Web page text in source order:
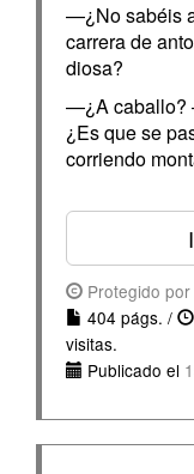
—¿No sabéis
carrera de
diosa?
—¿A caballo?
¿Es que se
corriendo
Protegido
404 págs. /
visitas.
Publicado el